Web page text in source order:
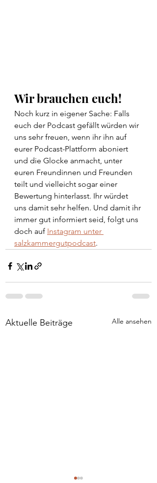
Wir brauchen euch!
Noch kurz in eigener Sache: Falls
euch der Podcast gefällt würden wir
uns sehr freuen, wenn ihr ihn auf
eurer Podcast-Plattform aboniert
und die Glocke anmacht, unter
euren Freundinnen und Freunden
teilt und vielleicht sogar einer
Bewertung hinterlasst. Ihr würdet
uns damit sehr helfen. Und damit ihr
immer gut informiert seid, folgt uns
doch auf Instagram unter
salzkammergutpodcast.
Aktuelle Beiträge Alle ansehen